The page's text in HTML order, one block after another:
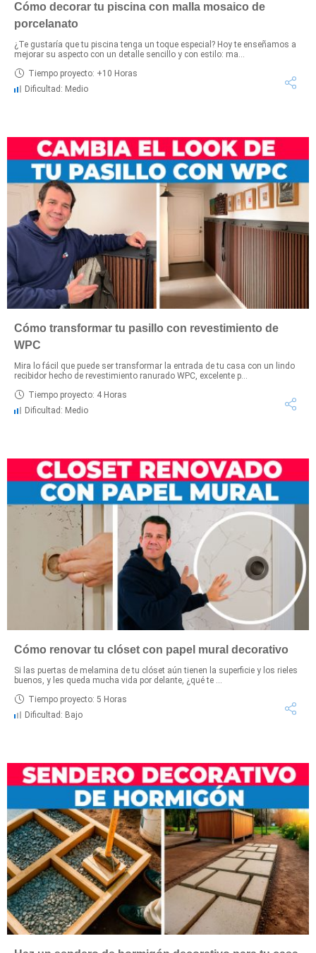
Cómo decorar tu piscina con malla mosaico de
porcelanato
¿Te gustaría que tu piscina tenga un toque especial? Hoy te enseñamos a
mejorar su aspecto con un detalle sencillo y con estilo: ma...
Tiempo proyecto: +10 Horas
Dificultad: Medio
Cómo transformar tu pasillo con revestimiento de
WPC
Mira lo fácil que puede ser transformar la entrada de tu casa con un lindo
recibidor hecho de revestimiento ranurado WPC, excelente p...
Tiempo proyecto: 4 Horas
Dificultad: Medio
Cómo renovar tu clóset con papel mural decorativo
Si las puertas de melamina de tu clóset aún tienen la superficie y los rieles
buenos, y les queda mucha vida por delante, ¿qué te ...
Tiempo proyecto: 5 Horas
Dificultad: Bajo